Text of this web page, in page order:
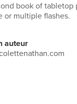
book of
or multiple flashes.
auteur